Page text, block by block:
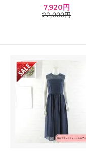
7,920円
22,000円